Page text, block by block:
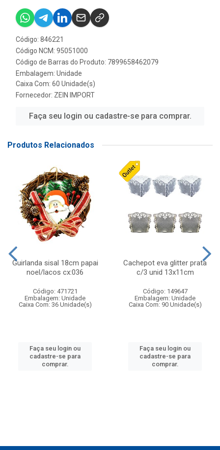
Código: 846221
Código NCM: 95051000
Código de Barras do Produto: 7899658462079
Embalagem: Unidade
Caixa Com: 60 Unidade(s)
Fornecedor: ZEIN IMPORT
Faça seu login ou cadastre-se para comprar.
Produtos Relacionados
Guirlanda sisal 18cm papai
noel/lacos cx:036
Código: 471721
Embalagem: Unidade
Caixa Com: 36 Unidade(s)
Faça seu login ou
cadastre-se para
comprar.
Cachepot eva glitter prata
c/3 unid 13x11cm
Código: 149647
Embalagem: Unidade
Caixa Com: 90 Unidade(s)
Faça seu login ou
cadastre-se para
comprar.